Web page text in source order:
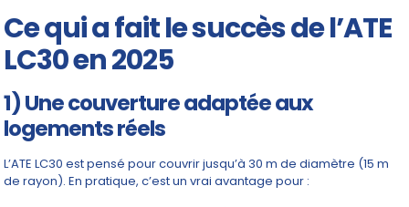
Ce qui a fait le succès de l’ATE
LC30 en 2025
1) Une couverture adaptée aux
logements réels
L’ATE LC30 est pensé pour couvrir jusqu’à 30 m de diamètre (15 m
de rayon). En pratique, c’est un vrai avantage pour :